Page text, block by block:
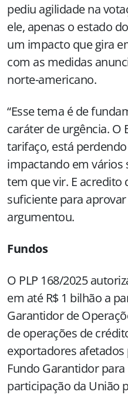
pediu agilidade na
ele, apenas o estado
um impacto que gira
com as medidas
norte-americano.
“Esse tema é de
caráter de urgência. O
tarifaço, está
impactando em vários
tem que vir. E
suficiente para
argumentou.
Fundos
O PLP 168/2025
em até R$ 1 bilhão a
Garantidor de
de operações de
exportadores afetados
Fundo Garantidor
participação da União